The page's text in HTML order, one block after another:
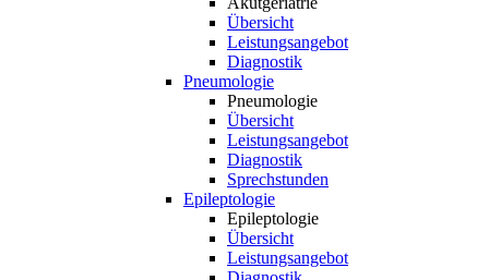
Übersicht
Leistungsangebot
Diagnostik
Pneumologie
Pneumologie
Übersicht
Leistungsangebot
Diagnostik
Sprechstunden
Epileptologie
Epileptologie
Übersicht
Leistungsangebot